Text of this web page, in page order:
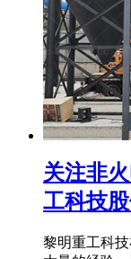
关注非
工科技
黎明重工科